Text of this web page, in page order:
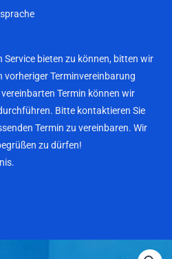
Service bieten zu können, bitten wir
vorheriger Terminvereinbarung
Termin können wir
Bitte kontaktieren Sie
Termin zu vereinbaren. Wir
zu dürfen!